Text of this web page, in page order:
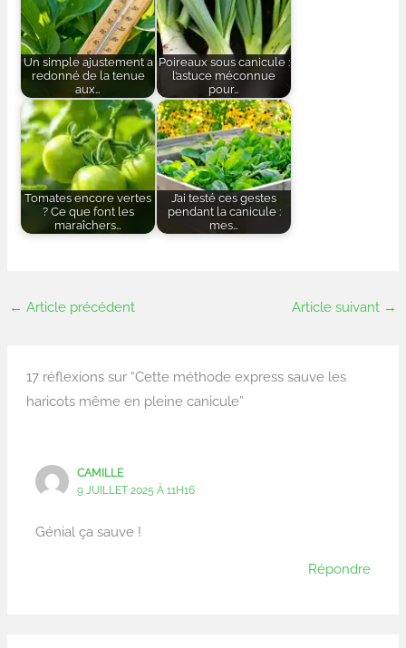
Un simple ajustement a
redonné de la tenue
aux…
Poireaux sous canicule :
l’astuce méconnue
pour…
Tomates encore vertes
? Ce que font les
maraîchers…
J’ai testé ces gestes
pendant la canicule :
mes…
← Article précédent Article suivant →
17 réflexions sur “Cette méthode express sauve les
haricots même en pleine canicule”
CAMILLE
9 JUILLET 2025 À 11H16
Génial ça sauve !
Répondre